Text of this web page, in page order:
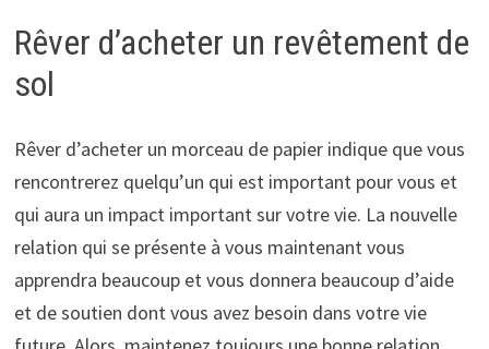
Rêver d’acheter un revêtement de
sol
Rêver d’acheter un morceau de papier indique que vous
rencontrerez quelqu’un qui est important pour vous et
qui aura un impact important sur votre vie. La nouvelle
relation qui se présente à vous maintenant vous
apprendra beaucoup et vous donnera beaucoup d’aide
et de soutien dont vous avez besoin dans votre vie